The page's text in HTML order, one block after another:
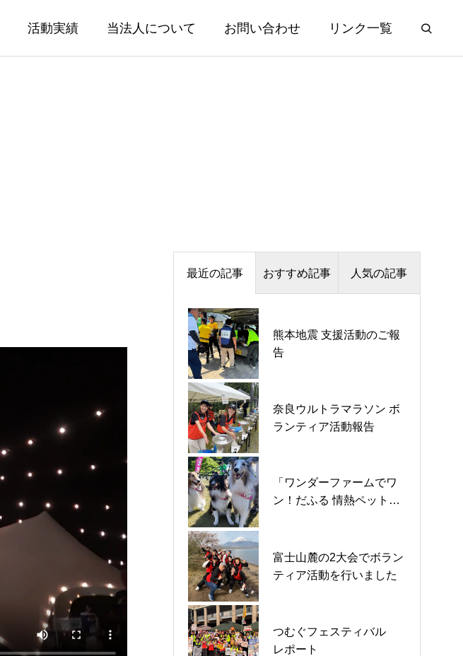
活動実績 当法人について お問い合わせ リンク一覧
最近の記事 おすすめ記事 人気の記事
熊本地震 支援活動のご報
告
奈良ウルトラマラソン ボ
ランティア活動報告
「ワンダーファームでワ
ン！だふる 情熱ペット防
富士山麓の2大会でボラン
ティア活動を行いました
つむぐフェスティバル
レポート
そなえパークの日出展レ
ポート
児童養護施設・臨海学園
様と合同ハロウィンパー
きららマルシェ in 神戸・
舞子公園2025秋 出店レポ
「ワンダーファームでワ
ン！だふる 情熱ペット防
スポーツ防災フェス in
SHIZUOKA2024（第1回
「ワンダーファームでワ
ン！だふる 情熱ペット防
奈良ウルトラマラソン ボ
ランティア活動報告
「もっと！防災マルシ
ェ」レポート
熊本地域の夏祭り応援レ
ポート
11月九州エリアイベント
レポート